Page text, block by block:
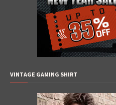
VINTAGE GAMING SHIRT